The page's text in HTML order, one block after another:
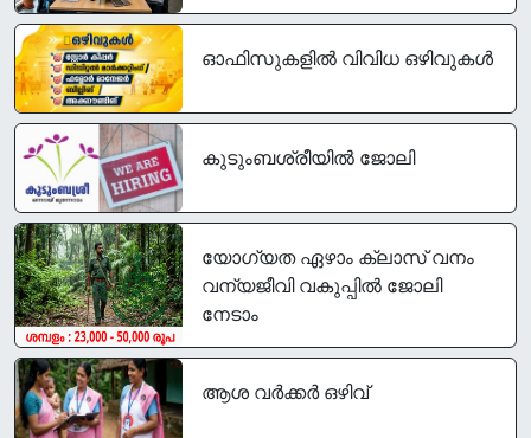
ഓഫിസുകളിൽ വിവിധ ഒഴിവുകൾ
കുടുംബശ്രീയിൽ ജോലി
യോഗ്യത ഏഴാം ക്ലാസ് വനം
വന്യജീവി വകുപ്പിൽ ജോലി
നേടാം
ആശ വർക്കർ ഒഴിവ്